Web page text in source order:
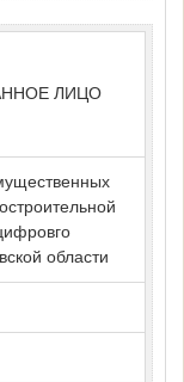
ЛИЦО
области